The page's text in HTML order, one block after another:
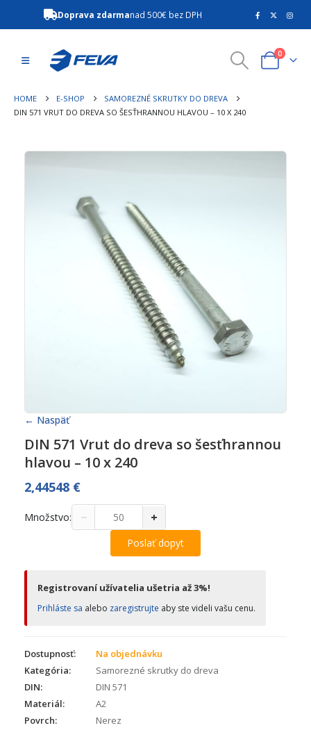
Doprava zdarmanad 500€ bez DPH
0
HOME E-SHOP
SAMOREZNÉ SKRUTKY DO DREVA
DIN 571 VRUT DO DREVA SO ŠESŤHRANNOU HLAVOU – 10 X 240
← Naspäť
DIN 571 Vrut do dreva so šesťhrannou
hlavou – 10 x 240
2,44548 €
Množstvo: − +
Poslať dopyt
Registrovaní užívatelia ušetria až 3%!
Prihláste sa alebo zaregistrujte aby ste videli vašu cenu.
Dostupnosť:
Na objednávku
Kategória:
Samorezné skrutky do dreva
DIN:
DIN 571
Materiál:
A2
Povrch:
Nerez